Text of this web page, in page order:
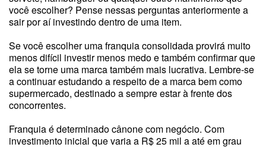
você escolher? Pense nessas perguntas anteriormente a
sair por aí investindo dentro de uma item.
Se você escolher uma franquia consolidada provirá muito
menos difícil investir menos medo e também confirmar que
ela se torne uma marca também mais lucrativa. Lembre-se
a continuar estudando a respeito de a marca bem como
supermercado, destinado a sempre estar à frente dos
concorrentes.
Franquia é determinado cânone com negócio. Com
investimento inicial que varia a R$ 25 mil a até em grau